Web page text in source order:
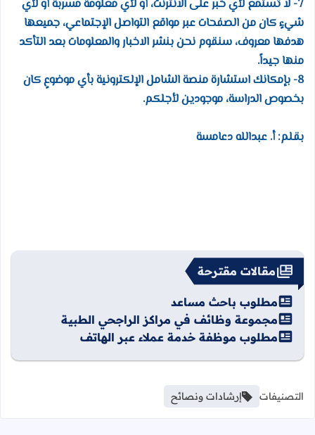
7- لا تستمع لأي خبر على الانترنت، أو لأي معلومة مسربة أو لأي
شيءٍ كان من الصفحات عبر مواقع التواصل الإجتماعي، جميعها
هدفها معروف، سنقوم نحن بنشر الاخبار والمعلومات بعد التأكد
منها جيداً.
8- بإمكانك استشارة منصة الشامل الإلكترونية بأي موضوعٍ كان
بخصوص الدراسة، موجودين لأجلكم.
بقلم: أ. عبدالله دعامسة
مقالات مقترحة
مطلوب باحث مساعد
مجموعة وظائف في مراكز الراجحي الطبية
مطلوب موظفة خدمة عملاء عبر الهاتف
التصنيفات إرشادات ونصائح